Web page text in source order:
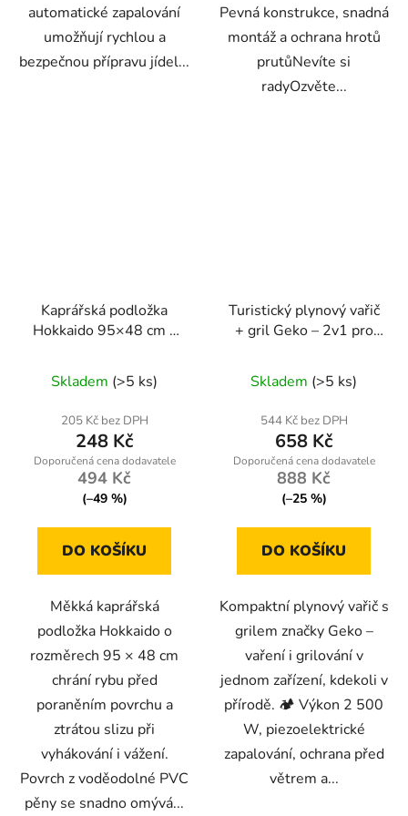
automatické zapalování
umožňují rychlou a
bezpečnou přípravu jídel...
Pevná konstrukce, snadná
montáž a ochrana hrotů
prutůNevíte si
radyOzvěte...
Kaprářská podložka
Hokkaido 95×48 cm –
vyhákování a vážení
Skladem (>5 ks)
205 Kč bez DPH
248 Kč
494 Kč
(–49 %)
DO KOŠÍKU
Měkká kaprářská
podložka Hokkaido o
rozměrech 95 × 48 cm
chrání rybu před
poraněním povrchu a
ztrátou slizu při
vyhákování i vážení.
Povrch z voděodolné PVC
pěny se snadno omývá...
Turistický plynový vařič
+ gril Geko – 2v1 pro
Skladem (>5 ks)
544 Kč bez DPH
658 Kč
888 Kč
(–25 %)
DO KOŠÍKU
Kompaktní plynový vařič s
grilem značky Geko –
vaření i grilování v
jednom zařízení, kdekoli v
přírodě. 🏕️ Výkon 2 500
W, piezoelektrické
zapalování, ochrana před
větrem a...